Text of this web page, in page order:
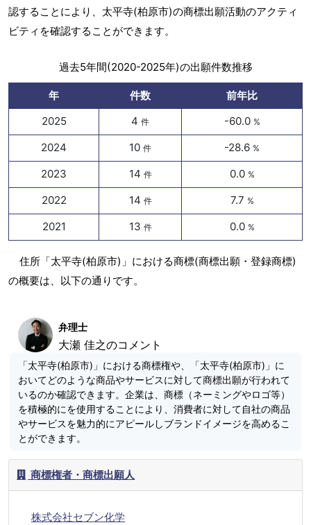
認することにより、太平寺(柏原市)の商標出願活動のアクティ
ビティを確認することができます。
過去5年間(2020-2025年)の出願件数推移
年 件数
前年比
2025
4 件 -60.0 %
2024 10 件 -28.6 %
2023 14 件 0.0 %
2022 14 件 7.7 %
2021 13 件 0.0 %
住所「太平寺(柏原市)」における商標(商標出願・登録商標)
の概要は、以下の通りです。
弁理士
大瀬 佳之のコメント
「太平寺(柏原市)」における商標権や、「太平寺(柏原市)」に
おいてどのような商品やサービスに対して商標出願が行われて
いるのか確認できます。企業は、商標（ネーミングやロゴ等）
を積極的にを使用することにより、消費者に対して自社の商品
やサービスを魅力的にアピールしブランドイメージを高めるこ
とができます。
商標権者・商標出願人
株式会社セブン化学